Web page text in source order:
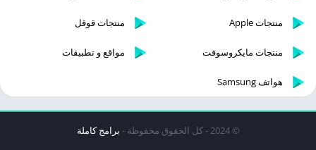
منتجات Apple منتجات قوقل
منتجات مايكروسوفت مواقع و تطبيقات
هواتف Samsung
© 2024 - كل الحقوق محفوظة - برامج كاملة